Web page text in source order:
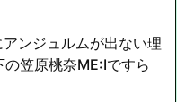
ンジュルムが出ない理
笠原桃奈ME:Iですら